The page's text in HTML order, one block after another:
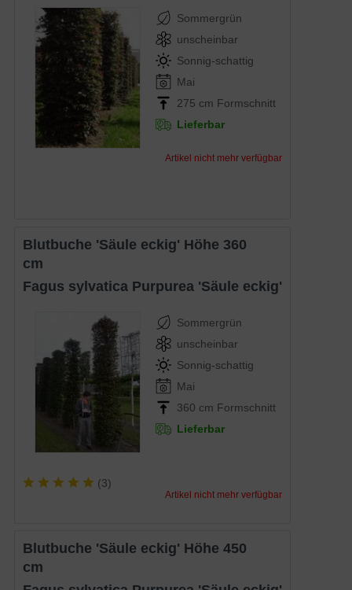
Sommergrün
unscheinbar
Sonnig-schattig
Mai
275 cm Formschnitt
Lieferbar
Artikel nicht mehr verfügbar
Blutbuche 'Säule eckig' Höhe 360
cm
Fagus sylvatica Purpurea 'Säule eckig'
Sommergrün
unscheinbar
Sonnig-schattig
Mai
360 cm Formschnitt
Lieferbar
(3)
Artikel nicht mehr verfügbar
Blutbuche 'Säule eckig' Höhe 450
cm